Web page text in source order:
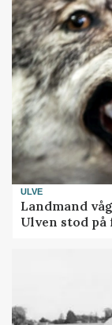
ULVE
Landmand
Ulven stod